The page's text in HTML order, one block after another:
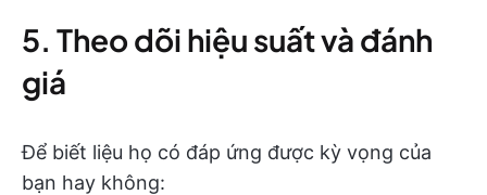
5. Theo dõi hiệu suất và đánh
giá
Để biết liệu họ có đáp ứng được kỳ vọng của
bạn hay không: